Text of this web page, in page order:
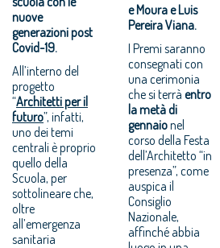
nuove
generazioni post
Covid-19.
All’interno del
progetto
“Architetti per il
futuro”, infatti,
uno dei temi
centrali è proprio
quello della
Scuola, per
sottolineare che,
oltre
all’emergenza
sanitaria
e Moura e Luis
Pereira Viana.
I Premi saranno
consegnati con
una cerimonia
che si terràentro
la metà di
gennaionel
corso della Festa
dell’Architetto “in
presenza”, come
auspica il
Consiglio
Nazionale,
affinché abbia